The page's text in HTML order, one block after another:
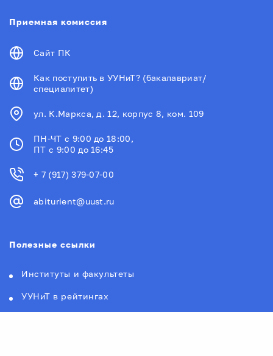
Приемная комиссия
Сайт ПК
Как поступить в УУНиТ? (бакалавриат/
специалитет)
ул. К.Маркса, д. 12, корпус 8, ком. 109
ПН-ЧТ с 9:00 до 18:00,
ПТ с 9:00 до 16:45
+ 7 (917) 379-07-00
abiturient@uust.ru
Полезные ссылки
Институты и факультеты
УУНиТ в рейтингах